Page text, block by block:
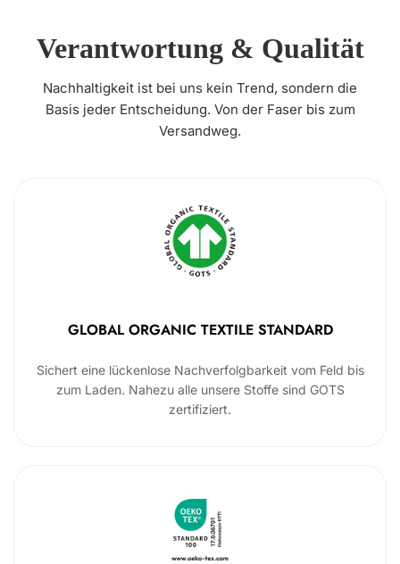
Verantwortung & Qualität
Nachhaltigkeit ist bei uns kein Trend, sondern die
Basis jeder Entscheidung. Von der Faser bis zum
Versandweg.
GLOBAL ORGANIC TEXTILE STANDARD
Sichert eine lückenlose Nachverfolgbarkeit vom Feld bis
zum Laden. Nahezu alle unsere Stoffe sind GOTS
zertifiziert.